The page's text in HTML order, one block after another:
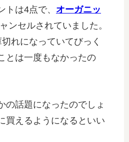
トは4点で、 オーガニッ
ンセルされていました。
れになっていてびっく
とは一度もなかったの
の話題になったのでしょ
買えるようになるといい